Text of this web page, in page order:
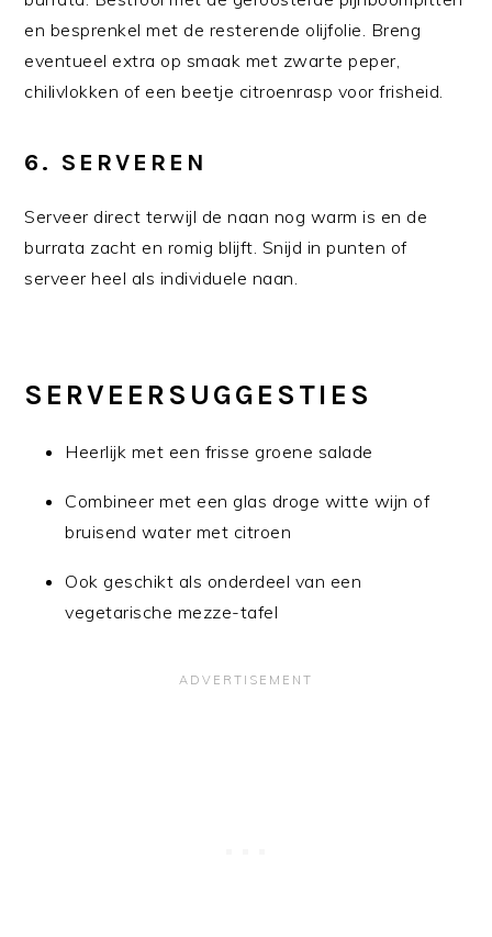
en besprenkel met de resterende olijfolie. Breng
eventueel extra op smaak met zwarte peper,
chilivlokken of een beetje citroenrasp voor frisheid.
6. SERVEREN
Serveer direct terwijl de naan nog warm is en de
burrata zacht en romig blijft. Snijd in punten of
serveer heel als individuele naan.
SERVEERSUGGESTIES
Heerlijk met een frisse groene salade
Combineer met een glas droge witte wijn of
bruisend water met citroen
Ook geschikt als onderdeel van een
vegetarische mezze-tafel